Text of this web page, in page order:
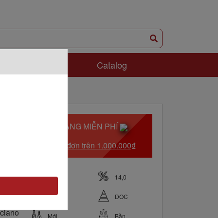
Catalog
GIAO HÀNG MIỄN PHÍ
Với hóa đơn trên 1.000.000₫
Italy 14,0
0.75 DOC
Mới Bần